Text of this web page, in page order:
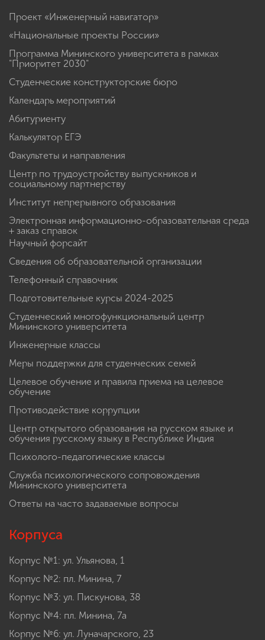
Проект «Инженерный навигатор»
«Национальные проекты России»
Программа Мининского университета в рамках
"Приоритет 2030"
Студенческие конструкторские бюро
Календарь мероприятий
Абитуриенту
Калькулятор ЕГЭ
Факультеты и направления
Центр по трудоустройству выпускников и
социальному партнерству
Институт непрерывного образования
Электронная информационно-образовательная среда
+ заказ справок
Научный форсайт
Сведения об образовательной организации
Телефонный справочник
Подготовительные курсы 2024-2025
Студенческий многофункциональный центр
Мининского университета
Инженерные классы
Меры поддержки для студенческих семей
Целевое обучение и правила приема на целевое
обучение
Противодействие коррупции
Центр открытого образования на русском языке и
обучения русскому языку в Республике Индия
Психолого-педагогические классы
Служба психологического сопровождения
Мининского университета
Ответы на часто задаваемые вопросы
Корпуса
Корпус №1: ул. Ульянова, 1
Корпус №2: пл. Минина, 7
Корпус №3: ул. Пискунова, 38
Корпус №4: пл. Минина, 7а
Корпус №6: ул. Луначарского, 23